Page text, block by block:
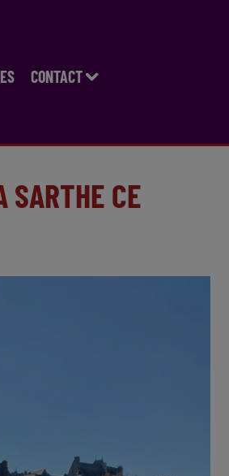
CONTACT
SARTHE CE